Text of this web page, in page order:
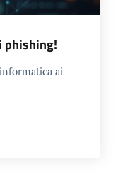
phishing!
ai